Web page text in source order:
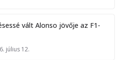
vált Alonso jövője az F1-
július 12.